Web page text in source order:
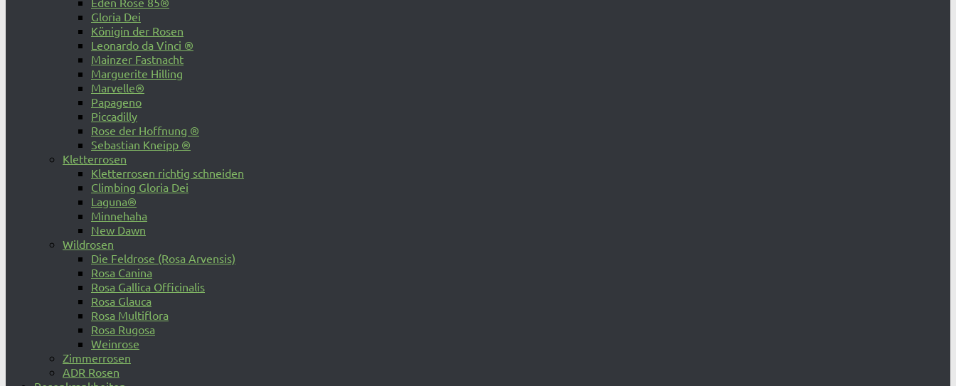
Gloria Dei
Königin der Rosen
Leonardo da Vinci ®
Mainzer Fastnacht
Marguerite Hilling
Marvelle®
Papageno
Piccadilly
Rose der Hoffnung ®
Sebastian Kneipp ®
Kletterrosen
Kletterrosen richtig schneiden
Climbing Gloria Dei
Laguna®
Minnehaha
New Dawn
Wildrosen
Die Feldrose (Rosa Arvensis)
Rosa Canina
Rosa Gallica Officinalis
Rosa Glauca
Rosa Multiflora
Rosa Rugosa
Weinrose
Zimmerrosen
ADR Rosen